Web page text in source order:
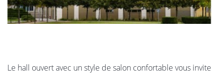
Le hall ouvert avec un style de salon confortable vous invite